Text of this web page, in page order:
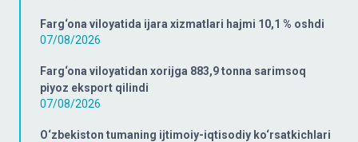
Farg‘ona viloyatida ijara xizmatlari hajmi 10,1 % oshdi
07/08/2026
Farg‘ona viloyatidan xorijga 883,9 tonna sarimsoq
piyoz eksport qilindi
07/08/2026
O‘zbekiston tumaning ijtimoiy-iqtisodiy ko‘rsatkichlari